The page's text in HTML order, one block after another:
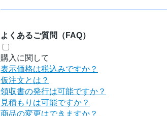
よくあるご質問（FAQ）
購入に関して
表示価格は税込みですか？
仮注文とは？
領収書の発行は可能ですか？
見積もりは可能ですか？
商品の変更はできますか？